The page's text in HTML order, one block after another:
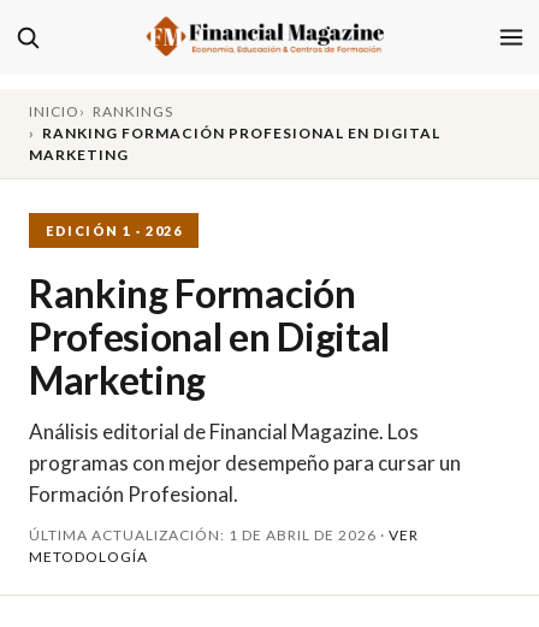
INICIO
RANKINGS
RANKING FORMACIÓN PROFESIONAL EN DIGITAL
MARKETING
EDICIÓN 1 · 2026
Ranking Formación
Profesional en Digital
Marketing
Análisis editorial de Financial Magazine. Los
programas con mejor desempeño para cursar un
Formación Profesional.
ÚLTIMA ACTUALIZACIÓN: 1 DE ABRIL DE 2026 · VER
METODOLOGÍA